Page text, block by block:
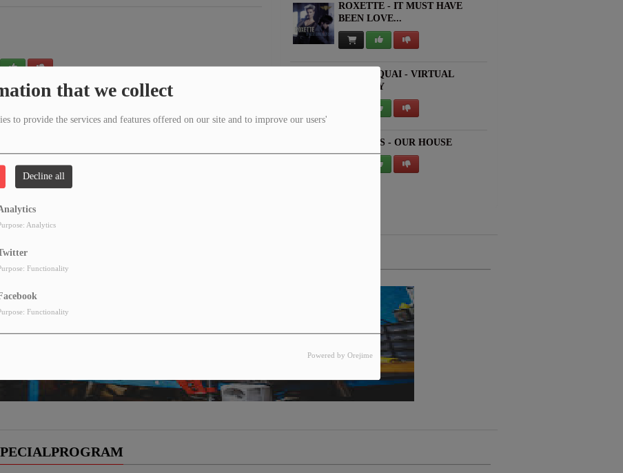
that we collect
to provide the services and features offered on our site and to improve our users'
Decline all
Analytics
Functionality
Functionality
Powered by Orejime
THAN HELL
ROXETTE - IT MUST HAVE
BEEN LOVE...
JAMIROQUAI - VIRTUAL
INSANITY
MADNESS - OUR HOUSE